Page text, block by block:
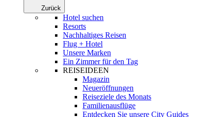
Zurück
Hotel suchen
Resorts
Nachhaltiges Reisen
Flug + Hotel
Unsere Marken
Ein Zimmer für den Tag
REISEIDEEN
Magazin
Neueröffnungen
Reiseziele des Monats
Familienausflüge
Entdecken Sie unsere City Guides